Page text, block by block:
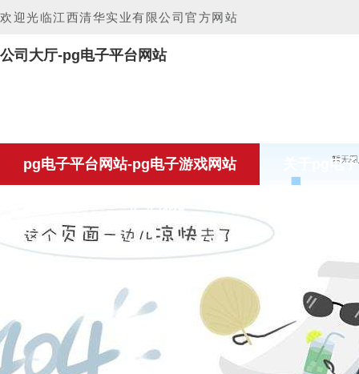
欢迎光临江西清华实业有限公司官方网站
公司大厅-pg电子平台网站
pg电子平台网站-pg电子游戏网站 关于pg电
企业视频